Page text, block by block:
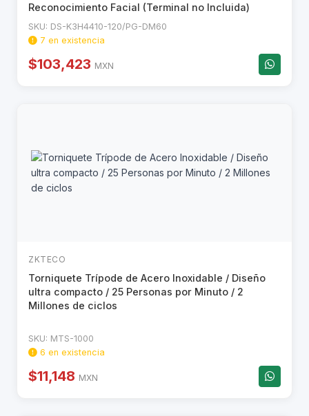
Reconocimiento Facial (Terminal no Incluida)
SKU: DS-K3H4410-120/PG-DM60
7 en existencia
$103,423 MXN
ZKTECO
Torniquete Trípode de Acero Inoxidable / Diseño
ultra compacto / 25 Personas por Minuto / 2
Millones de ciclos
SKU: MTS-1000
6 en existencia
$11,148 MXN